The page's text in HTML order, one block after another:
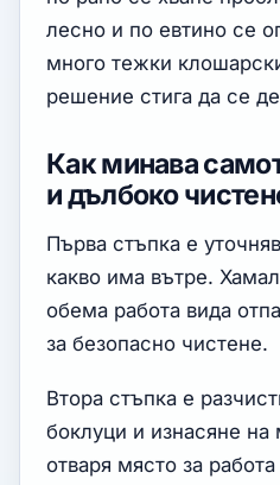
лесно и по евтино се
много тежки
решение стига да се
Как минава
и дълбоко
Първа стъпка е
какво има вътре.
обема работа вида
за безопасно чистене.
Втора стъпка е
боклуци и изнасяне на
отваря място за